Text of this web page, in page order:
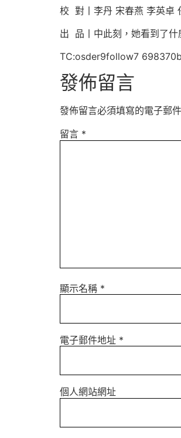
校 對丨李丹 宋春燕 李英卓
出 品丨中此刻，她看到了什
TC:osder9follow7
發佈留言
發佈留言必須填寫的電子郵
留言 *
顯示名稱 *
電子郵件地址 *
個人網站網址